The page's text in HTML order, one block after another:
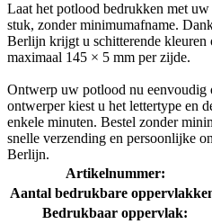
Laat het potlood bedrukken met
stuk, zonder minimumafname.
Berlijn krijgt u schitterende kleuren
maximaal 145 × 5 mm per zijde.
Ontwerp uw potlood nu eenvoudig
ontwerper kiest u het lettertype en
enkele minuten. Bestel zonder
snelle verzending en persoonlijke
Berlijn.
Artikelnummer:
Aantal bedrukbare
Bedrukbaar oppervlak: